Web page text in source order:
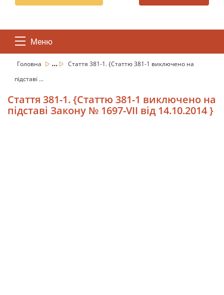
Меню
Головна ...
Стаття 381-1. {Статтю 381-1 виключено на
підставі ...
Стаття 381-1. {Статтю 381-1 виключено на
підставі Закону № 1697-VII від 14.10.2014 }